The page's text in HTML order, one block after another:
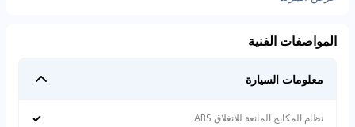
المواصفات الفنية
معلومات السيارة
نظام المكابح المانعة للانغلاق ABS ✓